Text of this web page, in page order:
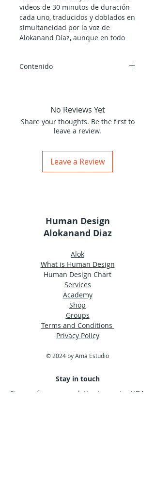
videos de 30 minutos de duración
cada uno, traducidos y doblados en
simultaneidad por la voz de
Alokanand Díaz, aunque en todo
fondo con su rica gestualidad.
Contenido
Uru Hu.No Reviews Yet
Share your thoughts. Be the first to
leave a review.
Leave a Review
Human Design
Alokanand Diaz
Alok
What is Human Design
Human Design Chart
Services
Academy
Shop
Groups
Terms and Conditions
Privacy Policy
© 2024 by Ama Estudio
Stay in touch
Sign up for our newsletter to receive HDA